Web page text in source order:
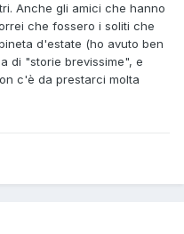
Anche gli amici che hanno
che fossero i soliti che
d'estate (ho avuto ben
di "storie brevissime", e
c'è da prestarci molta